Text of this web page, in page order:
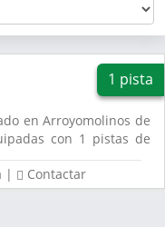
1 pista
en Arroyomolinos de
con 1 pistas de
| Contactar